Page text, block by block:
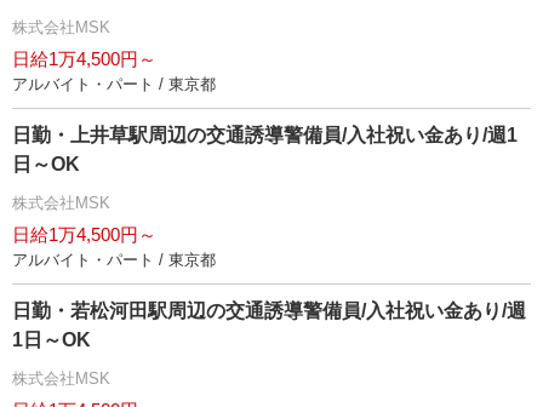
株式会社MSK
日給1万4,500円～
アルバイト・パート / 東京都
日勤・上井草駅周辺の交通誘導警備員/入社祝い金あり/週1
日～OK
株式会社MSK
日給1万4,500円～
アルバイト・パート / 東京都
日勤・若松河田駅周辺の交通誘導警備員/入社祝い金あり/週
1日～OK
株式会社MSK